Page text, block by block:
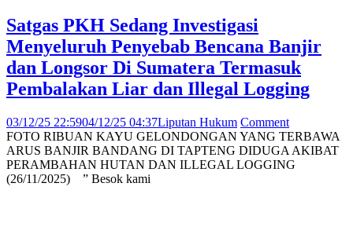
Satgas PKH Sedang Investigasi
Menyeluruh Penyebab Bencana Banjir
dan Longsor Di Sumatera Termasuk
Pembalakan Liar dan Illegal Logging
03/12/25 22:5904/12/25 04:37Liputan Hukum Comment
FOTO RIBUAN KAYU GELONDONGAN YANG TERBAWA
ARUS BANJIR BANDANG DI TAPTENG DIDUGA AKIBAT
PERAMBAHAN HUTAN DAN ILLEGAL LOGGING
(26/11/2025) ” Besok kami